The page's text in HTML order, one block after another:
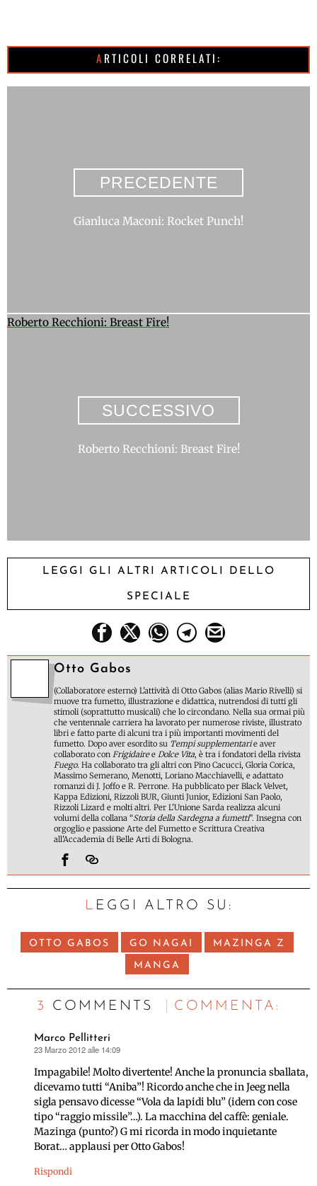
ARTICOLI CORRELATI:
PRECEDENTE
Gianluca Maconi: Rocket Punch!
SUCCESSIVO
Roberto Recchioni: Breast Fire!
Roberto Recchioni: Breast Fire!
LEGGI GLI ALTRI ARTICOLI DELLO
SPECIALE
Otto Gabos
(Collaboratore esterno) L'attività di Otto Gabos (alias Mario Rivelli) si
muove tra fumetto, illustrazione e didattica, nutrendosi di tutti gli
stimoli (soprattutto musicali) che lo circondano. Nella sua ormai più
che ventennale carriera ha lavorato per numerose riviste, illustrato
libri e fatto parte di alcuni tra i più importanti movimenti del
fumetto. Dopo aver esordito su Tempi supplementarie aver
collaborato con Frigidairee Dolce Vita, è tra i fondatori della rivista
Fuego. Ha collaborato tra gli altri con Pino Cacucci, Gloria Corica,
Massimo Semerano, Menotti, Loriano Macchiavelli, e adattato
romanzi di J. Joffo e R. Perrone. Ha pubblicato per Black Velvet,
Kappa Edizioni, Rizzoli BUR, Giunti Junior, Edizioni San Paolo,
Rizzoli Lizard e molti altri. Per L'Unione Sarda realizza alcuni
volumi della collana “Storia della Sardegna a fumetti”. Insegna con
orgoglio e passione Arte del Fumetto e Scrittura Creativa
all'Accademia di Belle Arti di Bologna.
LEGGI ALTRO SU:
OTTO GABOS GO NAGAI MAZINGA Z
MANGA
3 COMMENTS C OMMENTA:
Marco Pellitteri
ha
detto:
23 Marzo 2012 alle 14:09
Impagabile! Molto divertente! Anche la pronuncia sballata,
dicevamo tutti “Aniba”! Ricordo anche che in Jeeg nella
sigla pensavo dicesse “Vola da lapidi blu” (idem con cose
tipo “raggio missile”…). La macchina del caffè: geniale.
Mazinga (punto?) G mi ricorda in modo inquietante
Borat… applausi per Otto Gabos!
Rispondi